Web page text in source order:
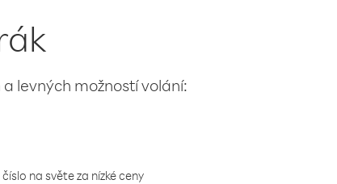
levných možností volání:
na světe za nízké ceny